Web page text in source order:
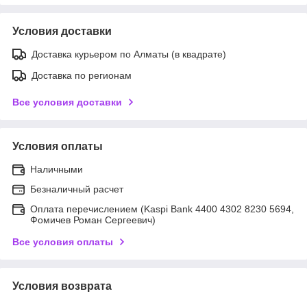
Условия доставки
Доставка курьером по Алматы (в квадрате)
Доставка по регионам
Все условия доставки
Условия оплаты
Наличными
Безналичный расчет
Оплата перечислением (Kaspi Bank 4400 4302 8230 5694,
Фомичев Роман Сергеевич)
Все условия оплаты
Условия возврата